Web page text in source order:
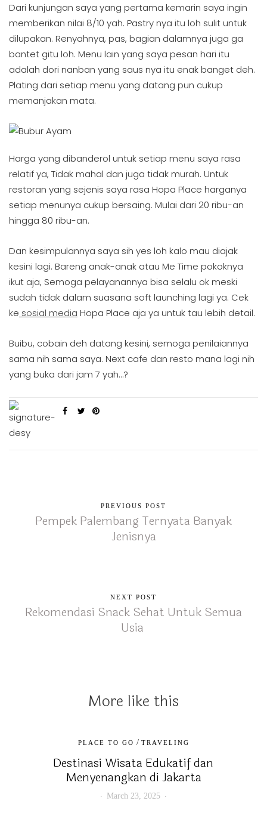
Dari kunjungan saya yang pertama kemarin saya ingin
memberikan nilai 8/10 yah. Pastry nya itu loh sulit untuk
dilupakan. Renyahnya, pas, bagian dalamnya juga ga
bantet gitu loh. Menu lain yang saya pesan hari itu
adalah dori nanban yang saus nya itu enak banget deh.
Plating dari setiap menu yang datang pun cukup
memanjakan mata.
Harga yang dibanderol untuk setiap menu saya rasa
relatif ya, Tidak mahal dan juga tidak murah. Untuk
restoran yang sejenis saya rasa Hopa Place harganya
setiap menunya cukup bersaing. Mulai dari 20 ribu-an
hingga 80 ribu-an.
Dan kesimpulannya saya sih yes loh kalo mau diajak
kesini lagi. Bareng anak-anak atau Me Time pokoknya
ikut aja, Semoga pelayanannya bisa selalu ok meski
sudah tidak dalam suasana soft launching lagi ya. Cek
ke sosial media Hopa Place aja ya untuk tau lebih detail.
Buibu, cobain deh datang kesini, semoga penilaiannya
sama nih sama saya. Next cafe dan resto mana lagi nih
yang buka dari jam 7 yah…?
PREVIOUS POST
Pempek Palembang Ternyata Banyak
Jenisnya
NEXT POST
Rekomendasi Snack Sehat Untuk Semua
Usia
More like this
PLACE TO GO / TRAVELING
Destinasi Wisata Edukatif dan
Menyenangkan di Jakarta
March 23, 2025